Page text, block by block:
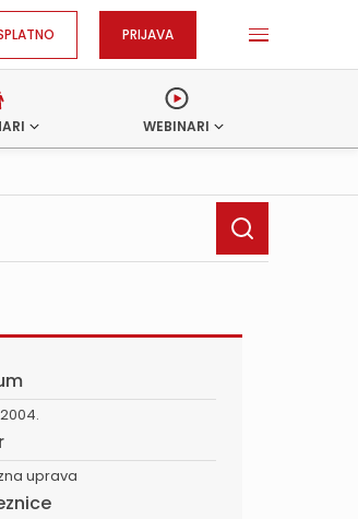
PRIJAVA
WEBINARI
uprava